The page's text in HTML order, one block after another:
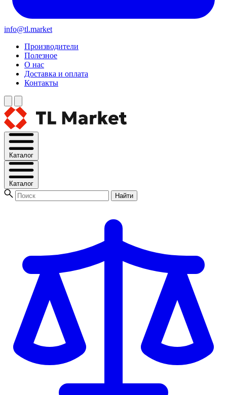
info@tl.market
Производители
Полезное
О нас
Доставка и оплата
Контакты
Каталог
Каталог
Найти